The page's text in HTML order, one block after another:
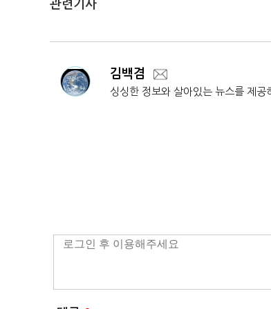
관련기사
김백겸
싱싱한 정보와 살아있는 뉴스를 제공